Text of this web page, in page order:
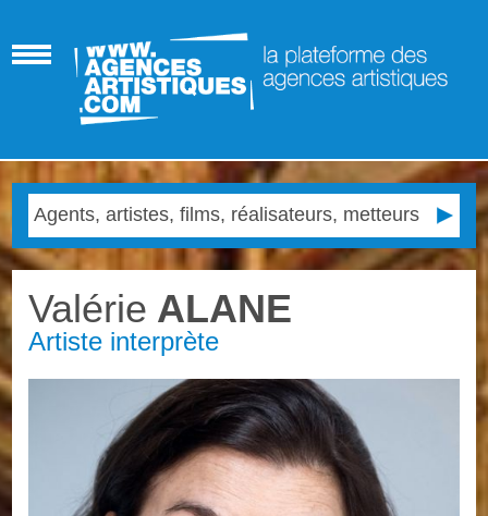
Valérie ALANE
Artiste interprète